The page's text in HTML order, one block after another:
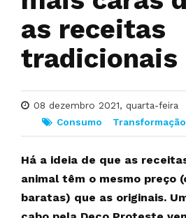
as receitas
tradicionais
08 dezembro 2021, quarta-feira
Consumo
Transformação
Há a ideia de que as
animal têm o mesmo preço
baratas) que as originais.